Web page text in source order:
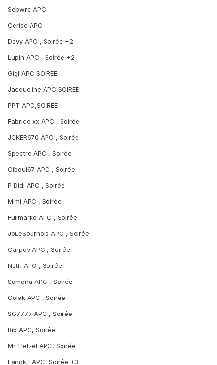
Sebwrc APC
Cerise APC
Davy APC , Soirée +2
Lupin APC , Soirée +2
Gigi APC,SOIREE
Jacqueline APC,SOIREE
PPT APC,SOIREE
Fabrice xx APC , Soirée
JOKER670 APC , Soirée
Spectre APC , Soirée
Ciboul67 APC , Soirée
P Didi APC , Soirée
Mimi APC , Soirée
Fullmarko APC , Soirée
JoLeSournois APC , Soirée
Carpov APC , Soirée
Nath APC , Soirée
Samana APC , Soirée
Golak APC , Soirée
SG7777 APC , Soirée
Bib APC, Soirée
Mr_Hetzel APC, Soirée
Langkif APC, Soirée +3